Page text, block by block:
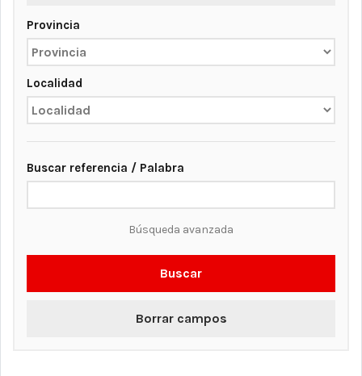
Provincia
Localidad
Buscar referencia / Palabra
Búsqueda avanzada
Buscar
Borrar campos